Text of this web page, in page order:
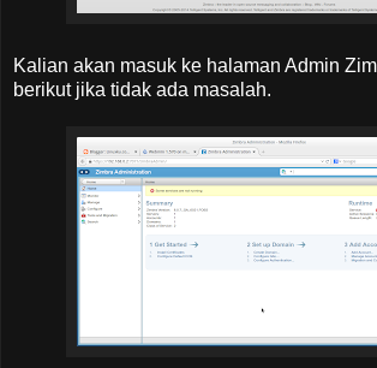
Kalian akan masuk ke halaman Admin
berikut jika tidak ada masalah.